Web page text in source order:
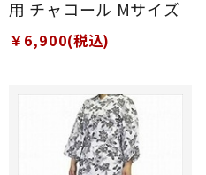
用 チャコール Mサイズ
￥6,900(税込)